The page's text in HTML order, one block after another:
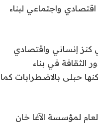
مورد اقتصادي واجتماعي لبناء
إنساني واقتصادي
الثقافة في بناء
حبلى بالاضطرابات كما
لمؤسسة الآغا خان